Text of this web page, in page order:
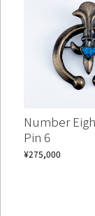
Number
Pin 6
¥275,000